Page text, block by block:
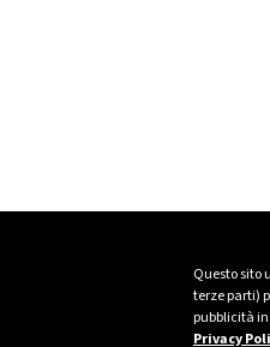
Questo sito
terze parti)
pubblicità
Privacy